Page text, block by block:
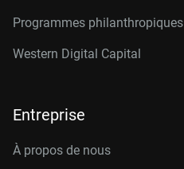
Programmes philanthropiques
Western Digital Capital
Entreprise
À propos de nous